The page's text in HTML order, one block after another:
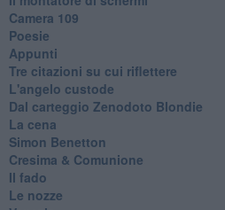
Camera 109
Poesie
Appunti
Tre citazioni su cui riflettere
L'angelo custode
Dal carteggio Zenodoto Blondie
La cena
Simon Benetton
Cresima & Comunione
Il fado
Le nozze